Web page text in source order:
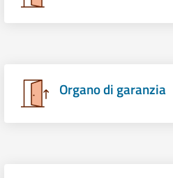
Organo di garanzia